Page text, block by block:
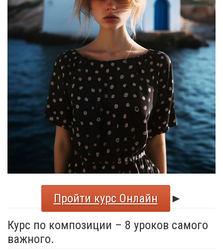
Пройти курс Онлайн
►
Курс по композиции – 8 уроков самого
важного.